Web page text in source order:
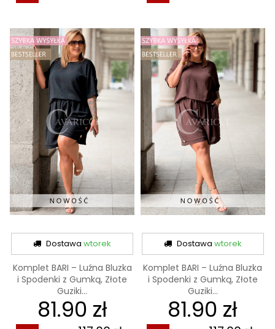
Dostawawtorek
Komplet BARI – Luźna Bluzka
i Spodenki z Gumką, Złote
Guziki...
81.90 zł
Dostawa wtorek
Komplet BARI – Luźna Bluzka
i Spodenki z Gumką, Złote
Guziki...
81.90 zł